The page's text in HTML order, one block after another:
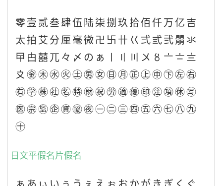
零壹贰叁肆伍陆柒捌玖拾佰仟万亿吉
太拍艾分厘毫微卍卐卄巜弍弎弐朤氺
曱甴囍兀々〆のぁ〡〢〣〤〥〦〧〨
〩㊎㊍㊌㊋㊏㊚㊛㊐㊊㊣㊤㊥㊦㊧㊨
㊒㊫㊑㊓㊔㊕㊖㊗㊘㊜㊝㊞㊟㊠㊡㊢
㊩㊪㊬㊭㊮㊯㊰㊀㊁㊂㊃㊄㊅㊆㊇㊈
㊉
日文平假名片假名